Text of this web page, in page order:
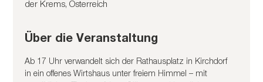
der Krems, Österreich
Über die Veranstaltung
Ab 17 Uhr verwandelt sich der Rathausplatz in Kirchdorf
in ein offenes Wirtshaus unter freiem Himmel – mit